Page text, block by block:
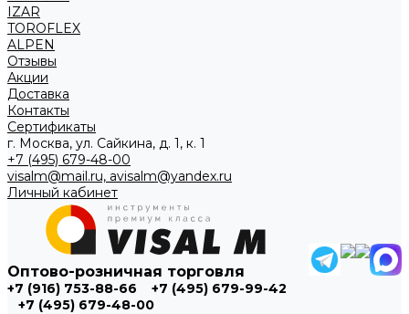
IZAR
TOROFLEX
ALPEN
Отзывы
Акции
Доставка
Контакты
Сертификаты
г. Москва, ул. Сайкина, д. 1, к. 1
+7 (495) 679-48-00
visalm@mail.ru, avisalm@yandex.ru
Личный кабинет
Оптово-розничная торговля
+7 (916) 753-88-66
+7 (495) 679-99-42
+7 (495) 679-48-00